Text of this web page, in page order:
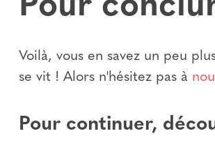
Voilà, vous en savez un peu
se vit ! Alors n'hésitez pas à
Pour continuer,